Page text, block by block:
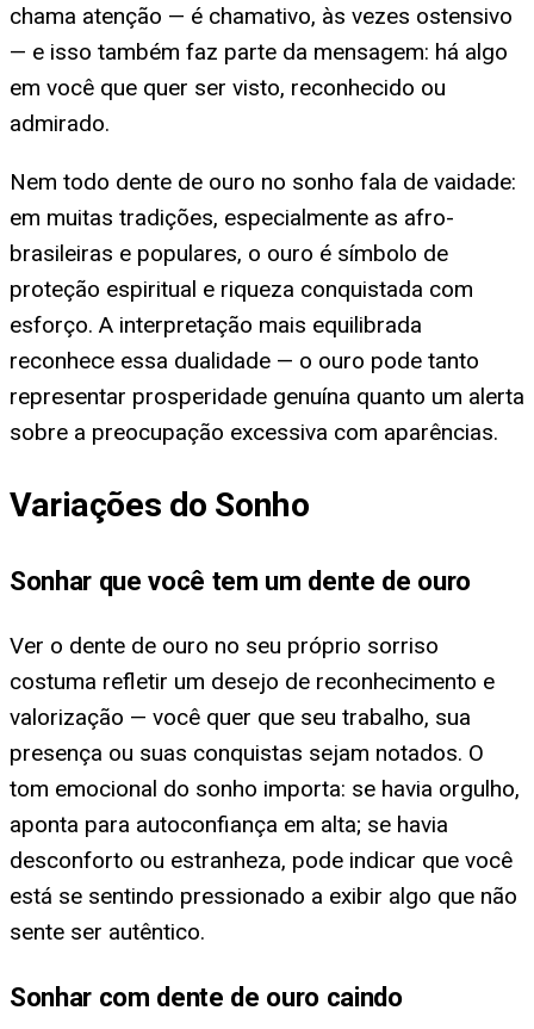
chama atenção — é chamativo, às vezes ostensivo
— e isso também faz parte da mensagem: há algo
em você que quer ser visto, reconhecido ou
admirado.
Nem todo dente de ouro no sonho fala de vaidade:
em muitas tradições, especialmente as afro-
brasileiras e populares, o ouro é símbolo de
proteção espiritual e riqueza conquistada com
esforço. A interpretação mais equilibrada
reconhece essa dualidade — o ouro pode tanto
representar prosperidade genuína quanto um alerta
sobre a preocupação excessiva com aparências.
Variações do Sonho
Sonhar que você tem um dente de ouro
Ver o dente de ouro no seu próprio sorriso
costuma refletir um desejo de reconhecimento e
valorização — você quer que seu trabalho, sua
presença ou suas conquistas sejam notados. O
tom emocional do sonho importa: se havia orgulho,
aponta para autoconfiança em alta; se havia
desconforto ou estranheza, pode indicar que você
está se sentindo pressionado a exibir algo que não
sente ser autêntico.
Sonhar com dente de ouro caindo